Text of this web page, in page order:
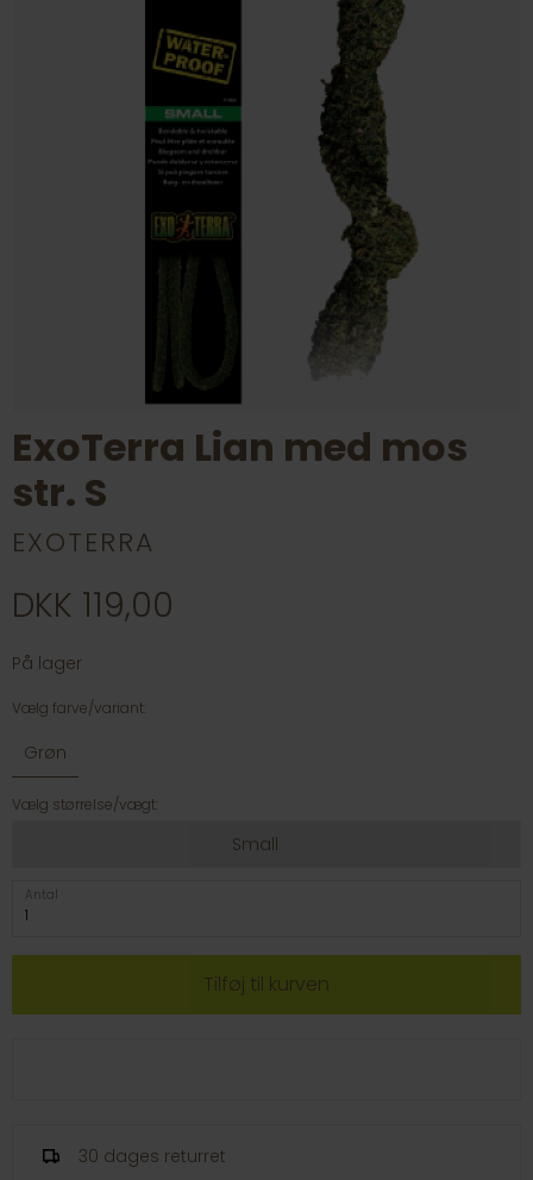
ExoTerra Lian med mos
str. S
EXOTERRA
DKK 119,00
På lager
Vælg farve/variant:
Grøn
Vælg størrelse/vægt:
Small
Antal
30 dages returret